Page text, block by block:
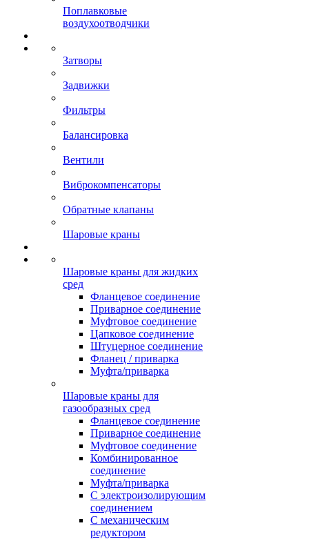
Поплавковые
воздухоотводчики
Затворы
Задвижки
Фильтры
Балансировка
Вентили
Виброкомпенсаторы
Обратные клапаны
Шаровые краны
Шаровые краны для жидких
сред
Фланцевое соединение
Приварное соединение
Муфтовое соединение
Цапковое соединение
Штуцерное соединение
Фланец / приварка
Муфта/приварка
Шаровые краны для
газообразных сред
Фланцевое соединение
Приварное соединение
Муфтовое соединение
Комбинированное
соединение
Муфта/приварка
С электроизолирующим
соединением
С механическим
редуктором